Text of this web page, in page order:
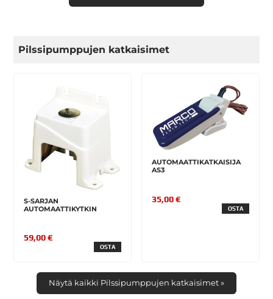
Pilssipumppujen katkaisimet
S-SARJAN
AUTOMAATTIKYTKIN
59,00 €
OSTA
AUTOMAATTIKATKAISIJA
AS3
35,00 €
OSTA
Näytä kaikki Pilssipumppujen katkaisimet »